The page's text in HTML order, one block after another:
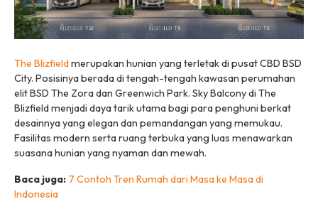
The Blizfieldmerupakan hunian yang terletak di pusat CBD BSD
City. Posisinya berada di tengah-tengah kawasan perumahan
elit BSD The Zora dan Greenwich Park. Sky Balconydi The
Blizfield menjadi daya tarik utama bagi para penghuni berkat
desainnya yang elegan dan pemandangan yang memukau.
Fasilitas modern serta ruang terbuka yang luas menawarkan
suasana hunian yang nyaman dan mewah.
Baca juga: 7 Contoh Tren Rumah dari Masa ke Masa di
Indonesia